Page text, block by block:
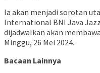
Ia akan menjadi sorotan
International BNI Java
dijadwalkan akan
Minggu, 26 Mei 2024.
Bacaan Lainnya